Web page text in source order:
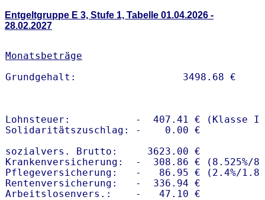
Entgeltgruppe E 3, Stufe 1, Tabelle 01.04.2026 -
28.02.2027
Monatsbeträge
Lohnsteuer:           -  407.41 € (Klasse I)
Solidaritätszuschlag: -    0.00 €
sozialvers. Brutto:     3623.00 €
Krankenversicherung:  -  308.86 € (8.525%/
Pflegeversicherung:   -   86.95 € (2.4%/
Rentenversicherung:   -  336.94 €
Arbeitslosenvers.:    -   47.10 €